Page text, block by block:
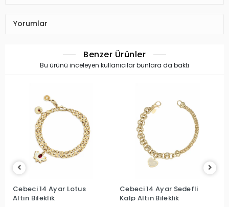
Yorumlar
Benzer Ürünler
Bu ürünü inceleyen kullanıcılar bunlara da baktı
Cebeci 14 Ayar Lotus
Altın Bileklik
Cebeci 14 Ayar Sedefli
Kalp Altın Bileklik